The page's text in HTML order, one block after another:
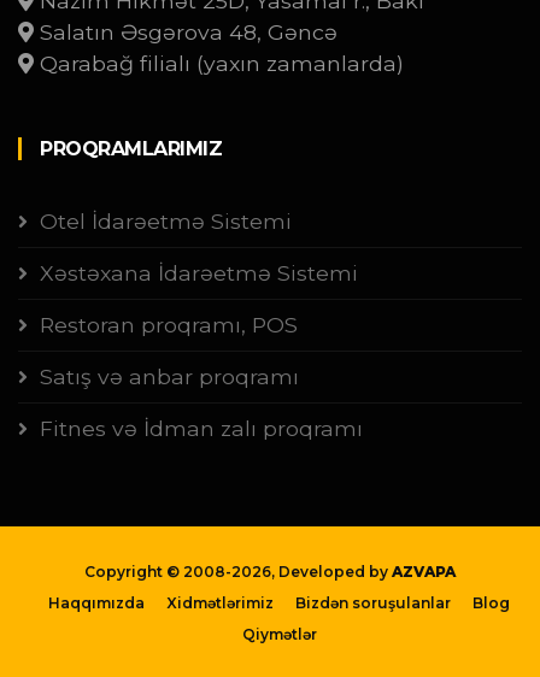
Salatın Əsgərova 48, Gəncə
Qarabağ filialı (yaxın zamanlarda)
PROQRAMLARIMIZ
Otel İdarəetmə Sistemi
Xəstəxana İdarəetmə Sistemi
Restoran proqramı, POS
Satış və anbar proqramı
Fitnes və İdman zalı proqramı
Copyright © 2008-2026, Developed by AZVAPA
Haqqımızda
Xidmətlərimiz Bizdən soruşulanlar
Blog
Qiymətlər